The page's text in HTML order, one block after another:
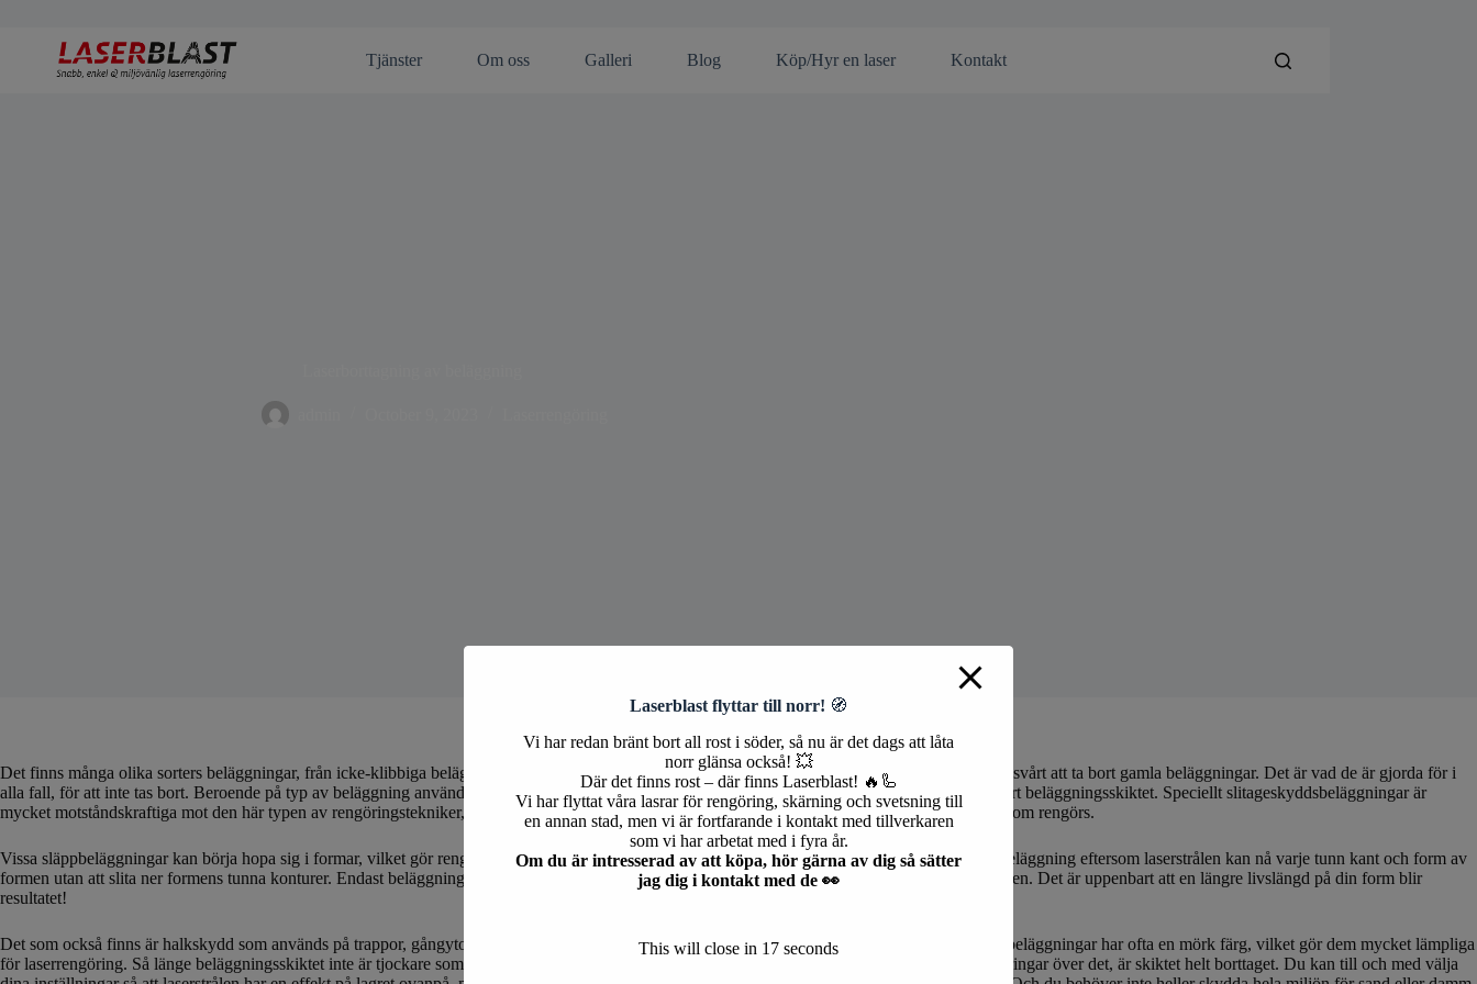
Tjänster Om oss Galleri Blog Köp/Hyr en laser Kontakt
Det finns många olika sorters beläggningar, från icke-klibbiga beläggningar till enkla primers. En sak de har gemensamt är att det kan vara mycket svårt att ta bort gamla beläggningar. Det är vad de är gjorda för i
alla fall, för att inte tas bort. Beroende på typ av beläggning används ofta aggressiva rengöringstekniker som sandblästring och pyrolys för att ta bort beläggningsskiktet. Speciellt slitageskyddsbeläggningar är
mycket motståndskraftiga mot den här typen av rengöringstekniker, tar mycket tid att få bort allt och dessutom: orsakar mycket slitage på de delar som rengörs.
Vissa släppbeläggningar kan börja hopa sig i formar, vilket gör rengöring nödvändig. Laserrengöring är idealisk för att ta bort denna typ av släppbeläggning eftersom laserstrålen kan nå varje tunn kant och form av
formen utan att slita ner formens tunna konturer. Endast beläggningen tas bort, nästan upp till en atomär nivå, utan att ta bort något från själva formen. Det är uppenbart att en längre livslängd på din form blir
resultatet!
Det som också finns är halkskydd som används på trappor, gångytor etc. Efter en tid börjar slitaget komma igenom och byte är nödvändig. Dessa beläggningar har ofta en mörk färg, vilket gör dem mycket lämpliga
för laserrengöring. Så länge beläggningsskiktet inte är tjockare som 2 mm, kan du bara gå över det med laserpistolen och efter några snabba rengöringar över det, är skiktet helt borttaget. Du kan till och med välja
Laserblast flyttar till norr! 🧭
Vi har redan bränt bort all rost i söder, så nu är det dags att låta
norr glänsa också! 💥
Där det finns rost – där finns Laserblast! 🔥🦾
Vi har flyttat våra lasrar för rengöring, skärning och svetsning till
en annan stad, men vi är fortfarande i kontakt med tillverkaren
som vi har arbetat med i fyra år.
Om du är intresserad av att köpa, hör gärna av dig så sätter
jag dig i kontakt med de 👀
This will close in 16 seconds